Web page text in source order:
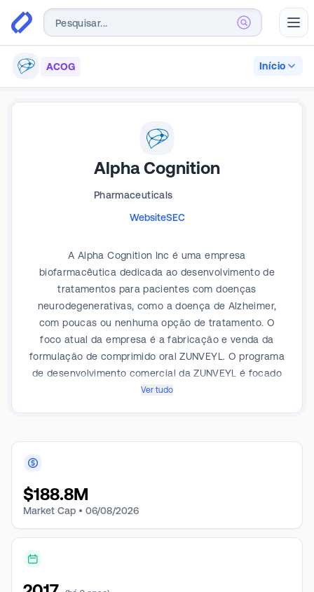
ACOG Início
Alpha Cognition
Pharmaceuticals
WebsiteSEC
A Alpha Cognition Inc é uma empresa
biofarmacêutica dedicada ao desenvolvimento de
tratamentos para pacientes com doenças
neurodegenerativas, como a doença de Alzheimer,
com poucas ou nenhuma opção de tratamento. O
foco atual da empresa é a fabricação e venda da
formulação de comprimido oral ZUNVEYL. O programa
de desenvolvimento comercial da ZUNVEYL é focado
principalmente na formação de uma equipe comercial
tratamentos existentes com inibidores da
Ver tudo
$188.8M
Market Cap • 06/08/2026